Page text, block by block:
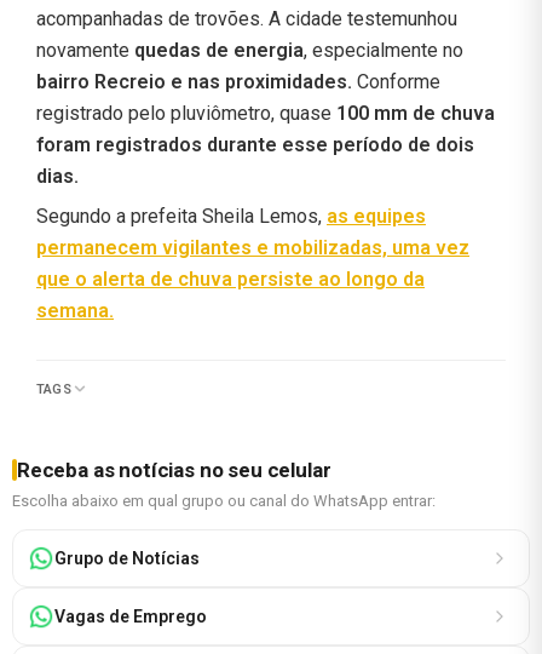
acompanhadas de trovões. A cidade testemunhou
novamente quedas de energia, especialmente no
bairro Recreio e nas proximidades. Conforme
registrado pelo pluviômetro, quase 100 mm de chuva
foram registrados durante esse período de dois
dias.
Segundo a prefeita Sheila Lemos, as equipes
permanecem vigilantes e mobilizadas, uma vez
que o alerta de chuva persiste ao longo da
semana.
TAGS
Receba as notícias no seu celular
Escolha abaixo em qual grupo ou canal do WhatsApp entrar:
Grupo de Notícias
Vagas de Emprego